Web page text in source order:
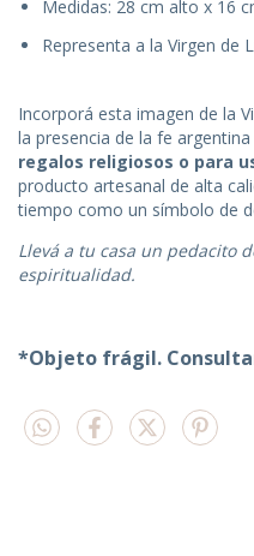
Medidas: 28 cm alto x 16
Representa a la Virgen de
Incorporá esta imagen de la
la presencia de la fe
regalos religiosos o para
producto artesanal de alta
tiempo como un símbolo de
Llevá a tu casa un pedacito
espiritualidad.
*Objeto frágil.